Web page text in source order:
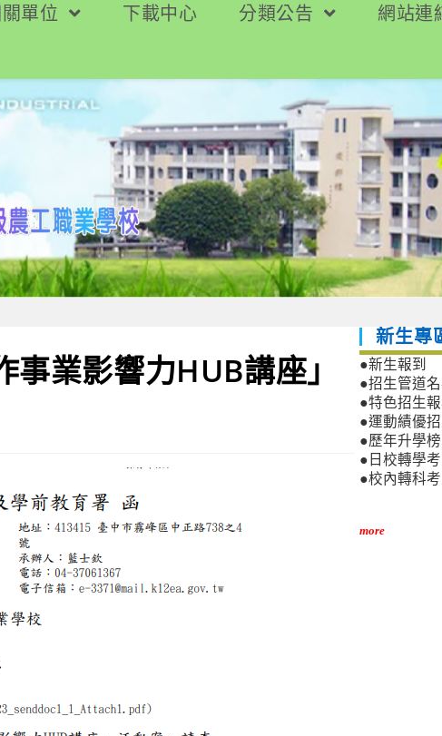
單位 下載中心 分類公告
網站連
事業影響力HUB講座」
新生專
●新生報到
●招生管道
●特色招生
●運動績優
●歷年升學
●日校轉學考
●校內轉科考
more